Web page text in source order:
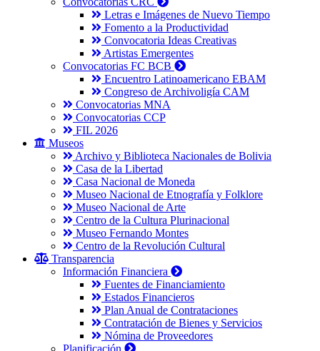
Letras e Imágenes de Nuevo Tiempo
Fomento a la Productividad
Convocatoria Ideas Creativas
Artistas Emergentes
Convocatorias FC BCB
Encuentro Latinoamericano EBAM
Congreso de Archivoligía CAM
Convocatorias MNA
Convocatorias CCP
FIL 2026
Museos
Archivo y Biblioteca Nacionales de Bolivia
Casa de la Libertad
Casa Nacional de Moneda
Museo Nacional de Etnografía y Folklore
Museo Nacional de Arte
Centro de la Cultura Plurinacional
Museo Fernando Montes
Centro de la Revolución Cultural
Transparencia
Información Financiera
Fuentes de Financiamiento
Estados Financieros
Plan Anual de Contrataciones
Contratación de Bienes y Servicios
Nómina de Proveedores
Planificación